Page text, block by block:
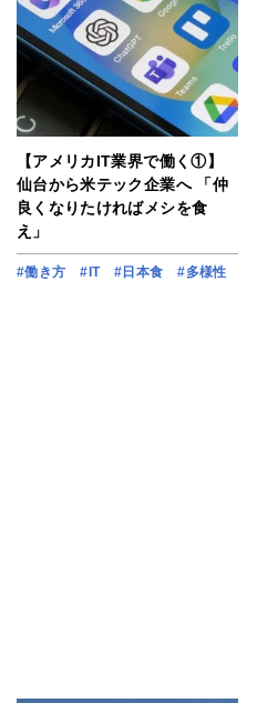
【アメリカIT業界で働く①】
仙台から米テック企業へ 「仲
良くなりたければメシを食
え」
#働き方 #IT #日本食 #多様性